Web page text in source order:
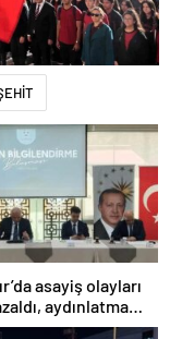
asayiş olayları
aydınlatma
98’e yükseldi